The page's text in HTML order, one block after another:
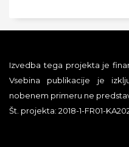
Izvedba tega projekta je
Vsebina publikacije je
nobenem primeru ne
Št. projekta: 2018-1-FR01-